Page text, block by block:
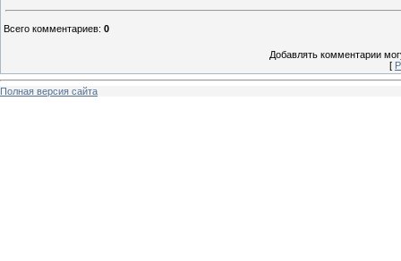
Всего комментариев: 0
Добавлять комментарии
[
Полная версия сайта